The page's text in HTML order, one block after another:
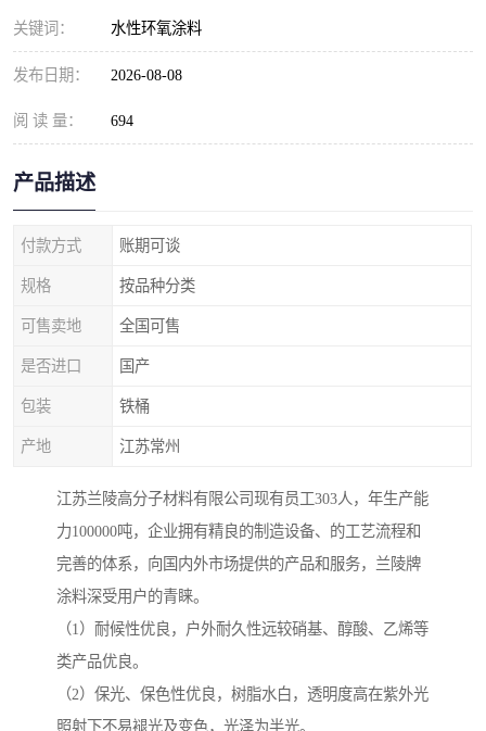
关键词： 水性环氧涂料
发布日期： 2026-08-08
阅 读 量： 694
产品描述
付款方式 账期可谈
规格 按品种分类
可售卖地 全国可售
是否进口 国产
包装 铁桶
产地 江苏常州
江苏兰陵高分子材料有限公司现有员工303人，年生产能
力100000吨，企业拥有精良的制造设备、的工艺流程和
完善的体系，向国内外市场提供的产品和服务，兰陵牌
涂料深受用户的青睐。
（1）耐候性优良，户外耐久性远较硝基、醇酸、乙烯等
类产品优良。
（2）保光、保色性优良，树脂水白，透明度高在紫外光
照射下不易褪光及变色，光泽为半光。